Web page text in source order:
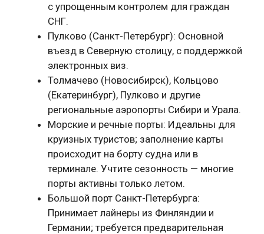
с упрощенным контролем для граждан
СНГ.
Пулково (Санкт-Петербург): Основной
въезд в Северную столицу, с поддержкой
электронных виз.
Толмачево (Новосибирск), Кольцово
(Екатеринбург), Пулково и другие
региональные аэропорты Сибири и Урала.
Морские и речные порты: Идеальны для
круизных туристов; заполнение карты
происходит на борту судна или в
терминале. Учтите сезонность — многие
порты активны только летом.
Большой порт Санкт-Петербурга:
Принимает лайнеры из Финляндии и
Германии; требуется предварительная